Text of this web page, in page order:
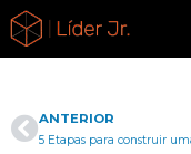
liderjr.com
para
Anterior
ANTERIOR